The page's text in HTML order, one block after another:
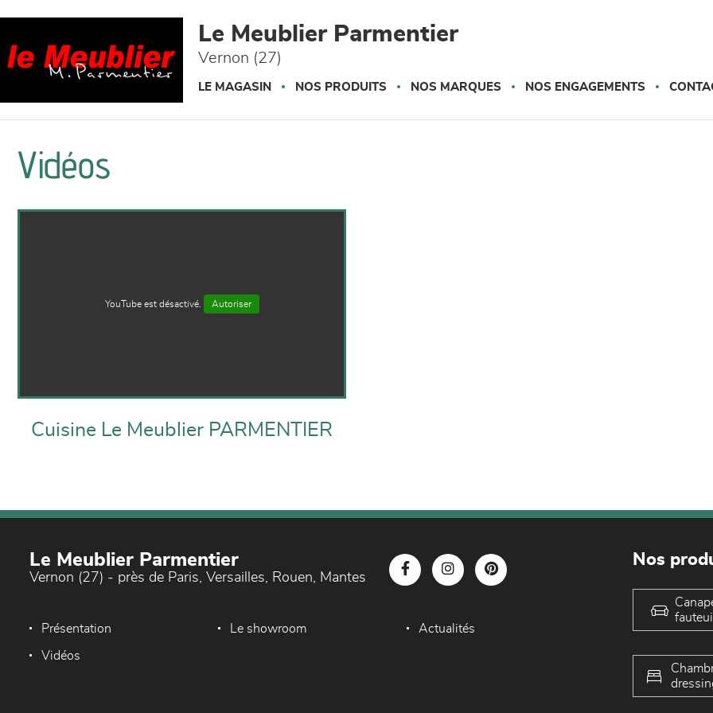
Le Meublier Parmentier
Vernon (27)
LE MAGASIN NOS PRODUITS NOS MARQUES NOS ENGAGEMENTS
Vidéos
YouTube est désactivé. Autoriser
Cuisine Le Meublier PARMENTIER
Le Meublier Parmentier
Vernon (27) - près de Paris, Versailles, Rouen, Mantes
Présentation Le showroom Actualités
Vidéos
Nos